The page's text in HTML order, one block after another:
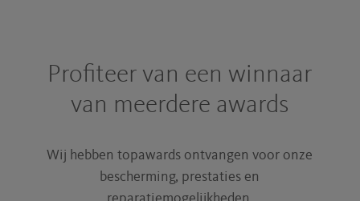
Profiteer van een winnaar
van meerdere awards
Wij hebben topawards ontvangen voor onze
bescherming, prestaties en